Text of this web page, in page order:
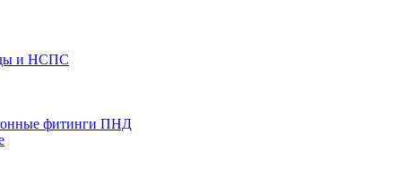
и НСПС
фитинги ПНД